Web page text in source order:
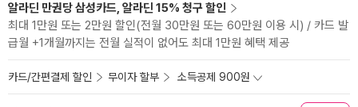
알라딘 만권당 삼성카드, 알라딘 15% 청구 할인
최대 1만원 또는 2만원 할인(전월 30만원 또는 60만원 이용 시) / 카드 발
급월 +1개월까지는 전월 실적이 없어도 최대 1만원 혜택 제공
카드/간편결제 할인 무이자 할부 소득공제 900원